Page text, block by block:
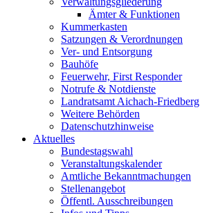
Ämter & Funktionen
Kummerkasten
Satzungen & Verordnungen
Ver- und Entsorgung
Bauhöfe
Feuerwehr, First Responder
Notrufe & Notdienste
Landratsamt Aichach-Friedberg
Weitere Behörden
Datenschutzhinweise
Aktuelles
Bundestagswahl
Veranstaltungskalender
Amtliche Bekanntmachungen
Stellenangebot
Öffentl. Ausschreibungen